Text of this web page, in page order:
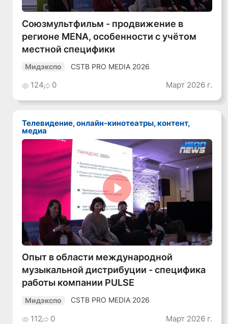
Союзмультфильм - продвижение в
регионе MENA, особенности с учётом
местной специфики
Мидэкспо CSTB PRO MEDIA 2026
124 0 Март 2026 г.
Телевидение, онлайн-кинотеатры, контент,
медиа
Смотреть видео
Опыт в области международной
музыкальной дистрибуции - специфика
работы компании PULSE
Мидэкспо CSTB PRO MEDIA 2026
112 0 Март 2026 г.